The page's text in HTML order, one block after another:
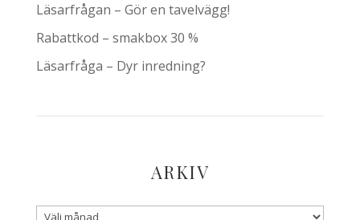
Läsarfrågan – Gör en tavelvägg!
Rabattkod – smakbox 30 %
Läsarfråga – Dyr inredning?
ARKIV